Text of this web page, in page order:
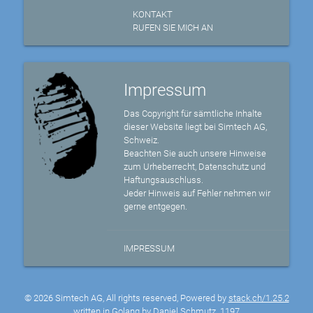
KONTAKT
RUFEN SIE MICH AN
Impressum
Das Copyright für sämtliche Inhalte
dieser Website liegt bei Simtech AG,
Schweiz.
Beachten Sie auch unsere Hinweise
zum Urheberrecht, Datenschutz und
Haftungsauschluss.
Jeder Hinweis auf Fehler nehmen wir
gerne entgegen.
IMPRESSUM
© 2026 Simtech AG, All rights reserved, Powered by stack.ch/1.25.2